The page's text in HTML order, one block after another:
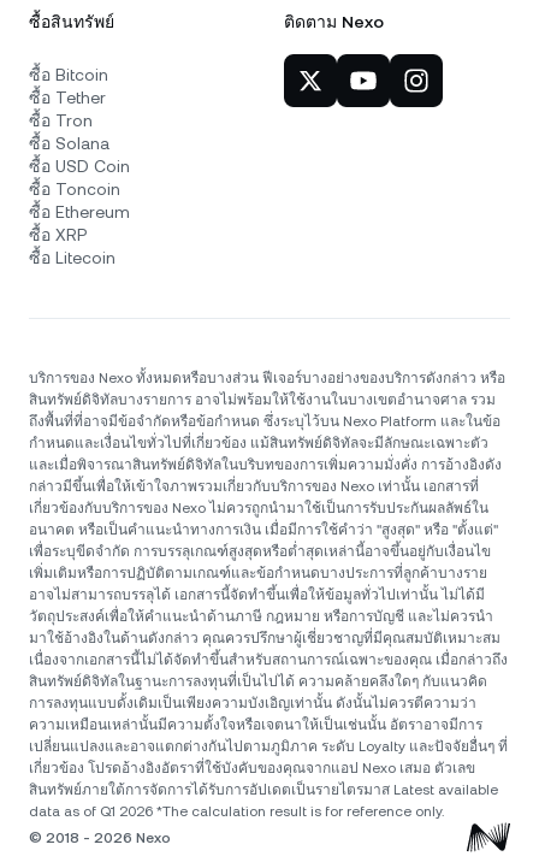
ซื้อสินทรัพย์
ซื้อ Bitcoin
ซื้อ Tether
ซื้อ Tron
ซื้อ Solana
ซื้อ USD Coin
ซื้อ Toncoin
ซื้อ Ethereum
ซื้อ XRP
ซื้อ Litecoin
ติดตาม Nexo
บริการของ Nexo ทั้งหมดหรือบางส่วน ฟีเจอร์บางอย่างของบริการดังกล่าว หรือ
สินทรัพย์ดิจิทัลบางรายการ อาจไม่พร้อมให้ใช้งานในบางเขตอำนาจศาล รวม
ถึงพื้นที่ที่อาจมีข้อจำกัดหรือข้อกำหนด ซึ่งระบุไว้บน Nexo Platform และในข้อ
กำหนดและเงื่อนไขทั่วไปที่เกี่ยวข้อง แม้สินทรัพย์ดิจิทัลจะมีลักษณะเฉพาะตัว
และเมื่อพิจารณาสินทรัพย์ดิจิทัลในบริบทของการเพิ่มความมั่งคั่ง การอ้างอิงดัง
กล่าวมีขึ้นเพื่อให้เข้าใจภาพรวมเกี่ยวกับบริการของ Nexo เท่านั้น เอกสารที่
เกี่ยวข้องกับบริการของ Nexo ไม่ควรถูกนำมาใช้เป็นการรับประกันผลลัพธ์ใน
อนาคต หรือเป็นคำแนะนำทางการเงิน เมื่อมีการใช้คำว่า "สูงสุด" หรือ "ตั้งแต่"
เพื่อระบุขีดจำกัด การบรรลุเกณฑ์สูงสุดหรือต่ำสุดเหล่านี้อาจขึ้นอยู่กับเงื่อนไข
เพิ่มเติมหรือการปฏิบัติตามเกณฑ์และข้อกำหนดบางประการที่ลูกค้าบางราย
อาจไม่สามารถบรรลุได้ เอกสารนี้จัดทำขึ้นเพื่อให้ข้อมูลทั่วไปเท่านั้น ไม่ได้มี
วัตถุประสงค์เพื่อให้คำแนะนำด้านภาษี กฎหมาย หรือการบัญชี และไม่ควรนำ
มาใช้อ้างอิงในด้านดังกล่าว คุณควรปรึกษาผู้เชี่ยวชาญที่มีคุณสมบัติเหมาะสม
เนื่องจากเอกสารนี้ไม่ได้จัดทำขึ้นสำหรับสถานการณ์เฉพาะของคุณ เมื่อกล่าวถึง
สินทรัพย์ดิจิทัลในฐานะการลงทุนที่เป็นไปได้ ความคล้ายคลึงใดๆ กับแนวคิด
การลงทุนแบบดั้งเดิมเป็นเพียงความบังเอิญเท่านั้น ดังนั้นไม่ควรตีความว่า
ความเหมือนเหล่านั้นมีความตั้งใจหรือเจตนาให้เป็นเช่นนั้น อัตราอาจมีการ
เปลี่ยนแปลงและอาจแตกต่างกันไปตามภูมิภาค ระดับ Loyalty และปัจจัยอื่นๆ ที่
เกี่ยวข้อง โปรดอ้างอิงอัตราที่ใช้บังคับของคุณจากแอป Nexo เสมอ ตัวเลข
สินทรัพย์ภายใต้การจัดการได้รับการอัปเดตเป็นรายไตรมาส Latest available
data as of Q1 2026 *The calculation result is for reference only.
© 2018 - 2026 Nexo